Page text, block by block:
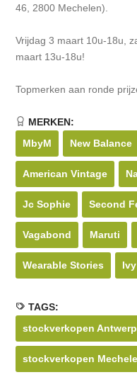
46, 2800 Mechelen).
Vrijdag 3 maart 10u-18u,
maart 13u-18u!
Topmerken aan ronde
MERKEN:
MbyM
New Balance
American Vintage
Jc Sophie Second
Vagabond Maruti
Wearable Stories
TAGS:
stockverkopen
stockverkopen